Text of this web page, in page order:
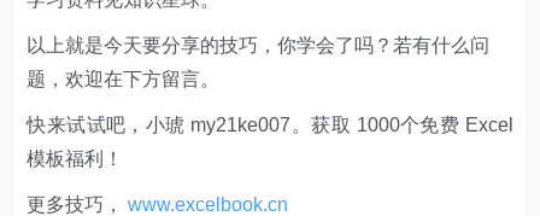
以上就是今天要分享的技巧，你学会了吗？若有什么问
题，欢迎在下方留言。
快来试试吧，小琥 my21ke007。获取 1000个免费 Excel
模板福利​​​​！
更多技巧，www.excelbook.cn